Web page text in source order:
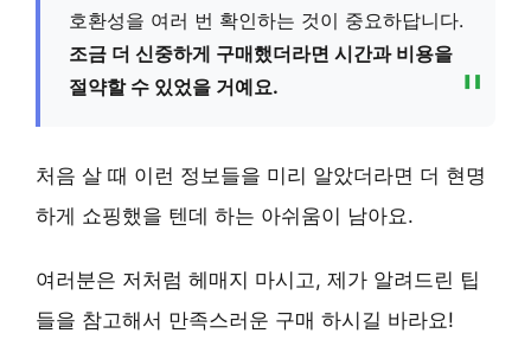
호환성을 여러 번 확인하는 것이 중요하답니다.
조금 더 신중하게 구매했더라면 시간과 비용을
절약할 수 있었을 거예요.
처음 살 때 이런 정보들을 미리 알았더라면 더 현명
하게 쇼핑했을 텐데 하는 아쉬움이 남아요.
여러분은 저처럼 헤매지 마시고, 제가 알려드린 팁
들을 참고해서 만족스러운 구매 하시길 바라요!